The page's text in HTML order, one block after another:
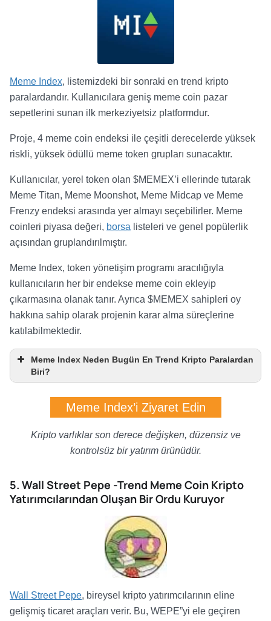
Meme Index, listemizdeki bir sonraki en trend kripto
paralardandır. Kullanıcılara geniş meme coin pazar
sepetlerini sunan ilk merkeziyetsiz platformdur.
Proje, 4 meme coin endeksi ile çeşitli derecelerde yüksek
riskli, yüksek ödüllü meme token grupları sunacaktır.
Kullanıcılar, yerel token olan $MEMEX’i ellerinde tutarak
Meme Titan, Meme Moonshot, Meme Midcap ve Meme
Frenzy endeksi arasında yer almayı seçebilirler. Meme
coinleri piyasa değeri, borsa listeleri ve genel popülerlik
açısından gruplandırılmıştır.
Meme Index, token yönetişim programı aracılığıyla
kullanıcıların her bir endekse meme coin ekleyip
çıkarmasına olanak tanır. Ayrıca $MEMEX sahipleri oy
hakkına sahip olarak projenin karar alma süreçlerine
katılabilmektedir.
Meme Index Neden Bugün En Trend Kripto Paralardan
Biri?
Meme Index’i Ziyaret Edin
Kripto varlıklar son derece değişken, düzensiz ve
kontrolsüz bir yatırım ürünüdür.
5. Wall Street Pepe -Trend Meme Coin Kripto
Yatırımcılarından Oluşan Bir Ordu Kuruyor
Wall Street Pepe, bireysel kripto yatırımcılarının eline
gelişmiş ticaret araçları verir. Bu, WEPE”yi ele geçiren